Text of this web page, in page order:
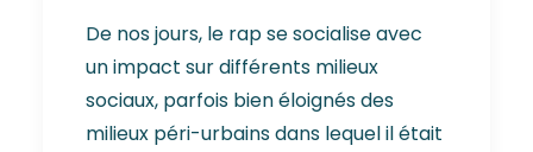
De nos jours, le rap se socialise avec
un impact sur différents milieux
sociaux, parfois bien éloignés des
milieux péri-urbains dans lequel il était